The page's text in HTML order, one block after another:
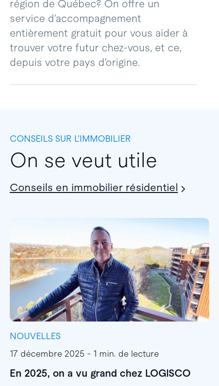
région de Québec? On offre un
service d’accompagnement
entièrement gratuit pour vous aider à
trouver votre futur chez-vous, et ce,
depuis votre pays d’origine.
CONSEILS SUR L’IMMOBILIER
On se veut utile
Conseils en immobilier résidentiel
NOUVELLES
17 décembre 2025 - 1 min. de lecture
En 2025, on a vu grand chez LOGISCO